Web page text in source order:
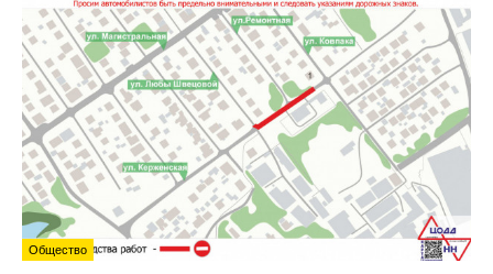
Общество